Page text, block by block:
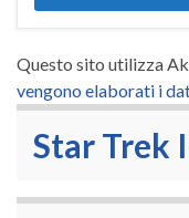
Questo sito utilizza
vengono elaborati i
Star Trek